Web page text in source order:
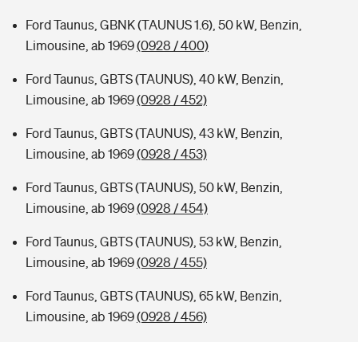
Ford Taunus, GBNK (TAUNUS 1.6), 50 kW, Benzin,
Limousine, ab 1969(0928 / 400)
Ford Taunus, GBTS (TAUNUS), 40 kW, Benzin,
Limousine, ab 1969(0928 / 452)
Ford Taunus, GBTS (TAUNUS), 43 kW, Benzin,
Limousine, ab 1969(0928 / 453)
Ford Taunus, GBTS (TAUNUS), 50 kW, Benzin,
Limousine, ab 1969(0928 / 454)
Ford Taunus, GBTS (TAUNUS), 53 kW, Benzin,
Limousine, ab 1969(0928 / 455)
Ford Taunus, GBTS (TAUNUS), 65 kW, Benzin,
Limousine, ab 1969(0928 / 456)